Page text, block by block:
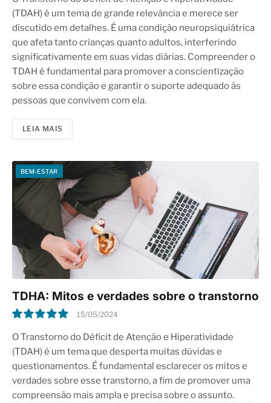
(TDAH) é um tema de grande relevância e merece ser
discutido em detalhes. É uma condição neuropsiquiátrica
que afeta tanto crianças quanto adultos, interferindo
significativamente em suas vidas diárias. Compreender o
TDAH é fundamental para promover a conscientização
sobre essa condição e garantir o suporte adequado às
pessoas que convivem com ela.
LEIA MAIS
BEM-ESTAR
TDHA: Mitos e verdades sobre o transtorno
10.0
15/05/2024
O Transtorno do Déficit de Atenção e Hiperatividade
(TDAH) é um tema que desperta muitas dúvidas e
questionamentos. É fundamental esclarecer os mitos e
verdades sobre esse transtorno, a fim de promover uma
compreensão mais ampla e precisa sobre o assunto.